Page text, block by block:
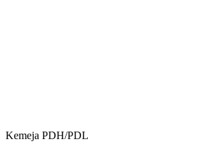
Kemeja PDH/PDL